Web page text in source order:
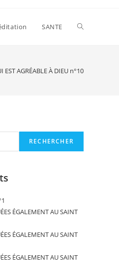
SANTE
EST AGRÉABLE À DIEU n°10
RECHERCHER
ÉGALEMENT AU SAINT
ÉGALEMENT AU SAINT
ÉGALEMENT AU SAINT